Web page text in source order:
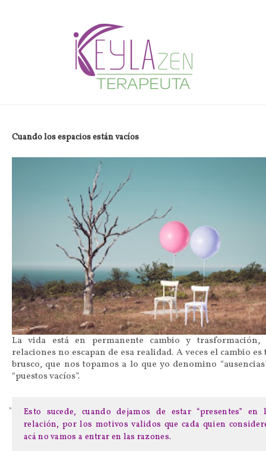
Cuando los espacios están vacíos
La vida está en permanente cambio y trasformación,
relaciones no escapan de esa realidad. A veces el cambio es
brusco, que nos topamos a lo que yo denomino
“puestos vacíos”.
Esto sucede, cuando dejamos de estar “presentes” en
relación, por los motivos validos que cada quien
acá no vamos a entrar en las razones.